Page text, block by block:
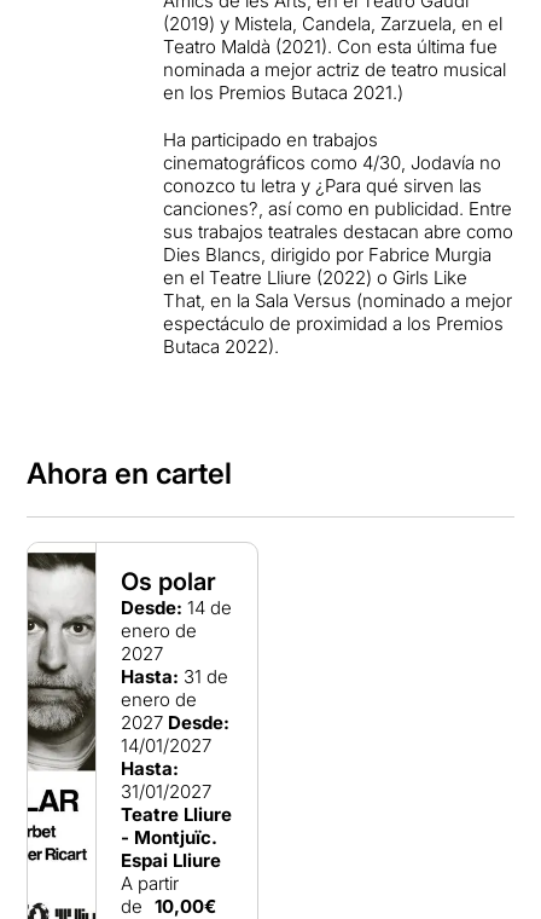
(2019) y Mistela, Candela, Zarzuela, en el
Teatro Maldà (2021). Con esta última fue
nominada a mejor actriz de teatro musical
en los Premios Butaca 2021.)
Ha participado en trabajos
cinematográficos como 4/30, Jodavía no
conozco tu letra y ¿Para qué sirven las
canciones?, así como en publicidad. Entre
sus trabajos teatrales destacan abre como
Dies Blancs, dirigido por Fabrice Murgia
en el Teatre Lliure (2022) o Girls Like
That, en la Sala Versus (nominado a mejor
espectáculo de proximidad a los Premios
Butaca 2022).
Ahora en cartel
Os polar
Desde: 14 de
enero de
2027
Hasta: 31 de
enero de
2027 Desde:
14/01/2027
Hasta:
31/01/2027
Teatre Lliure
- Montjuïc.
Espai Lliure
A partir
de 10,00€